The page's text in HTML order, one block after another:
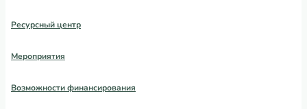
Ресурсный центр
Мероприятия
Возможности финансирования